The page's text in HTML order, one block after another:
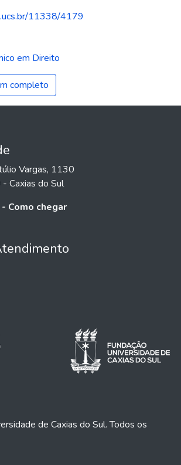
11338/4179
em Direito
completo
Vargas, 1130
Caxias do Sul
Como chegar
de Caxias do Sul. Todos os